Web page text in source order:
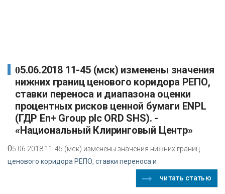
05.06.2018 11-45 (мск) изменены значения
нижних границ ценового коридора РЕПО,
ставки переноса и диапазона оценки
процентных рисков ценной бумаги ENPL
(ГДР En+ Group plc ORD SHS). -
«Национальный Клиринговый Центр»
05.06.2018 11-45 (мск) изменены значения нижних границ
ценового коридора РЕПО, ставки переноса и
читать статью